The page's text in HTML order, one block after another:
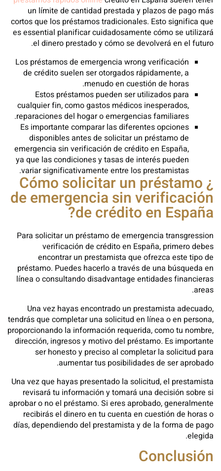
un límite de cantidad prestada y plazos de pago más
cortos que los préstamos tradicionales. Esto significa que
es essential planificar cuidadosamente cómo se utilizará
el dinero prestado y cómo se devolverá en el futuro.
Los préstamos de emergencia wrong verificación
de crédito suelen ser otorgados rápidamente, a
menudo en cuestión de horas.
Estos préstamos pueden ser utilizados para
cualquier fin, como gastos médicos inesperados,
reparaciones del hogar o emergencias familiares.
Es importante comparar las diferentes opciones
disponibles antes de solicitar un préstamo de
emergencia sin verificación de crédito en España,
ya que las condiciones y tasas de interés pueden
variar significativamente entre los prestamistas.
¿ Cómo solicitar un préstamo
de emergencia sin verificación
de crédito en España?
Para solicitar un préstamo de emergencia transgression
verificación de crédito en España, primero debes
encontrar un prestamista que ofrezca este tipo de
préstamo. Puedes hacerlo a través de una búsqueda en
línea o consultando disadvantage entidades financieras
areas.
Una vez hayas encontrado un prestamista adecuado,
tendrás que completar una solicitud en línea o en persona,
proporcionando la información requerida, como tu nombre,
dirección, ingresos y motivo del préstamo. Es importante
ser honesto y preciso al completar la solicitud para
aumentar tus posibilidades de ser aprobado.
Una vez que hayas presentado la solicitud, el prestamista
revisará tu información y tomará una decisión sobre si
aprobar o no el préstamo. Si eres aprobado, generalmente
recibirás el dinero en tu cuenta en cuestión de horas o
días, dependiendo del prestamista y de la forma de pago
elegida.
Conclusión